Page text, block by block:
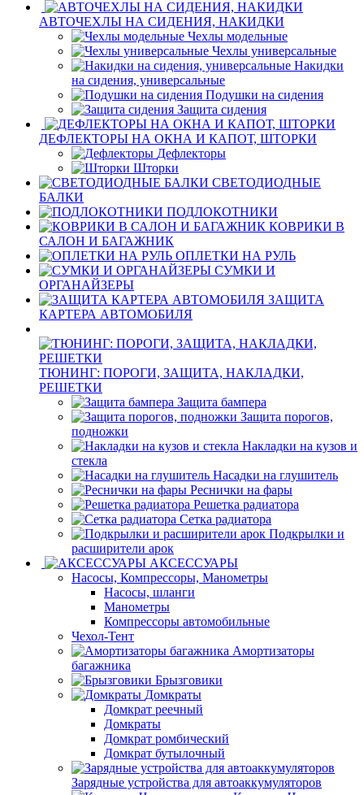
АВТОЧЕХЛЫ НА СИДЕНИЯ, НАКИДКИ
Чехлы модельные
Чехлы универсальные
Накидки
на сидения, универсальные
Подушки на сидения
Защита сидения
ДЕФЛЕКТОРЫ НА ОКНА И КАПОТ, ШТОРКИ
Дефлекторы
Шторки
СВЕТОДИОДНЫЕ
БАЛКИ
ПОДЛОКОТНИКИ
КОВРИКИ В
САЛОН И БАГАЖНИК
ОПЛЕТКИ НА РУЛЬ
СУМКИ И
ОРГАНАЙЗЕРЫ
ЗАЩИТА
КАРТЕРА АВТОМОБИЛЯ
ТЮНИНГ: ПОРОГИ, ЗАЩИТА, НАКЛАДКИ,
РЕШЕТКИ
Защита бампера
Защита порогов,
подножки
Накладки на кузов и
стекла
Насадки на глушитель
Реснички на фары
Решетка радиатора
Сетка радиатора
Подкрылки и
расширители арок
АКСЕССУАРЫ
Насосы, Компрессоры, Манометры
Насосы, шланги
Манометры
Компрессоры автомобильные
Чехол-Тент
Амортизаторы
багажника
Брызговики
Домкраты
Домкрат реечный
Домкраты
Домкрат ромбический
Домкрат бутылочный
Зарядные устройства для автоаккумуляторов